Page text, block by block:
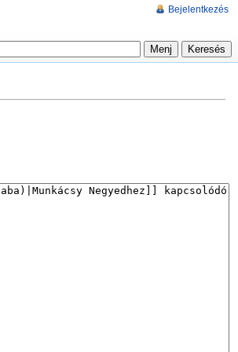
Bejelentkezés